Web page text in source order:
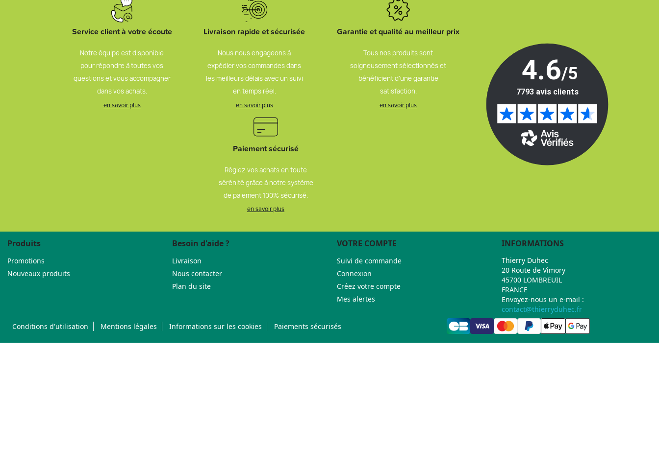
Service client à votre écoute
Notre équipe est disponible
pour répondre à toutes vos
questions et vous accompagner
dans vos achats.
en savoir plus
Livraison rapide et sécurisée
Nous nous engageons à
expédier vos commandes dans
les meilleurs délais avec un suivi
en temps réel.
en savoir plus
Garantie et qualité au meilleur prix
Tous nos produits sont
soigneusement sélectionnés et
bénéficient d’une garantie
satisfaction.
en savoir plus
Paiement sécurisé
Réglez vos achats en toute
sérénité grâce à notre système
de paiement 100% sécurisé.
en savoir plus
Produits
Promotions
Nouveaux produits
Besoin d'aide ?
Livraison
Nous contacter
Plan du site
VOTRE COMPTE
Suivi de commande
Connexion
Créez votre compte
Mes alertes
INFORMATIONS
Thierry Duhec
20 Route de Vimory
45700 LOMBREUIL
FRANCE
Envoyez-nous un e-mail :
contact@thierryduhec.fr
Conditions d'utilisation
Mentions légales Informations sur les cookies Paiements sécurisés